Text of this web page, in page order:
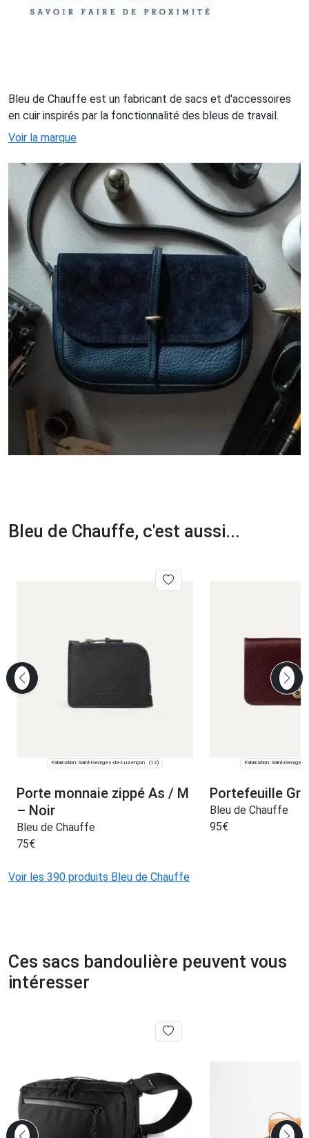
Bleu de Chauffe est un fabricant de sacs et d'accessoires
en cuir inspirés par la fonctionnalité des bleus de travail.
Voir la marque
Bleu de Chauffe, c'est aussi...
Fabrication: Saint-Georges-de-Luzençon (12)
Porte monnaie zippé As / M
– Noir
Bleu de Chauffe
75€
Fabrication: Saint-
Portefeuille
Bleu de Chauffe
95€
Voir les 390 produits Bleu de Chauffe
Ces sacs bandoulière peuvent vous
intéresser